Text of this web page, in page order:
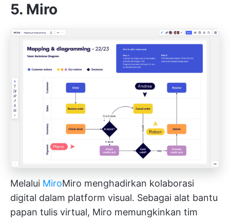
5. Miro
Melalui MiroMiro menghadirkan kolaborasi
digital dalam platform visual. Sebagai alat bantu
papan tulis virtual, Miro memungkinkan tim